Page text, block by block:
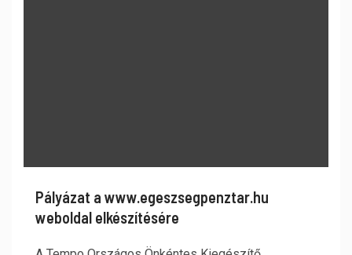
Pályázat a www.egeszsegpenztar.hu
weboldal elkészítésére